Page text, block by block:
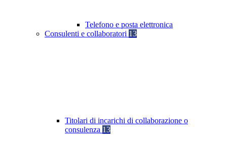
Telefono e posta elettronica
Consulenti e collaboratori 13
Titolari di incarichi di collaborazione o
consulenza 13